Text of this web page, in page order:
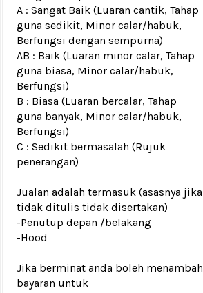
A : Sangat Baik (Luaran cantik, Tahap
guna sedikit, Minor calar/habuk,
Berfungsi dengan sempurna)
AB : Baik (Luaran minor calar, Tahap
guna biasa, Minor calar/habuk,
Berfungsi)
B : Biasa (Luaran bercalar, Tahap
guna banyak, Minor calar/habuk,
Berfungsi)
C : Sedikit bermasalah (Rujuk
penerangan)
Jualan adalah termasuk (asasnya jika
tidak ditulis tidak disertakan)
-Penutup depan /belakang
-Hood
Jika berminat anda boleh menambah
bayaran untuk